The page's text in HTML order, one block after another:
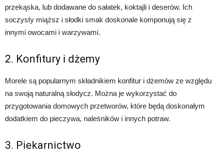
przekąska, lub dodawane do sałatek, koktajli i deserów. Ich
soczysty miąższ i słodki smak doskonale komponują się z
innymi owocami i warzywami.
2. Konfitury i dżemy
Morele są popularnym składnikiem konfitur i dżemów ze względu
na swoją naturalną słodycz. Można je wykorzystać do
przygotowania domowych przetworów, które będą doskonałym
dodatkiem do pieczywa, naleśników i innych potraw.
3. Piekarnictwo